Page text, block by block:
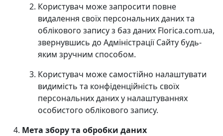
Користувач може запросити повне
видалення своїх персональних даних та
облікового запису з баз даних Florica.com.ua,
звернувшись до Адміністрації Сайту будь-
яким зручним способом.
Користувач може самостійно налаштувати
видимість та конфіденційність своїх
персональних даних у налаштуваннях
особистого облікового запису.
Мета збору та обробки даних